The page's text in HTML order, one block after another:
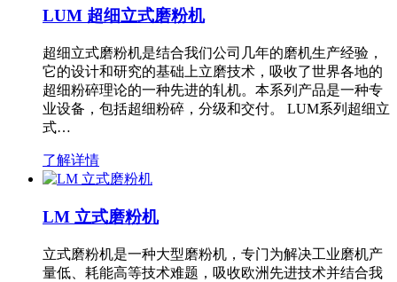
LUM 超细立式磨粉机
超细立式磨粉机是结合我们公司几年的磨机生产经验，
它的设计和研究的基础上立磨技术，吸收了世界各地的
超细粉碎理论的一种先进的轧机。本系列产品是一种专
业设备，包括超细粉碎，分级和交付。 LUM系列超细立
式…
了解详情
LM 立式磨粉机
立式磨粉机是一种大型磨粉机，专门为解决工业磨机产
量低、耗能高等技术难题，吸收欧洲先进技术并结合我